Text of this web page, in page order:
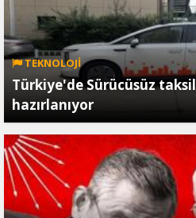
TEKNOLOJİ
Türkiye'de Sürücüsüz
hazırlanıyor